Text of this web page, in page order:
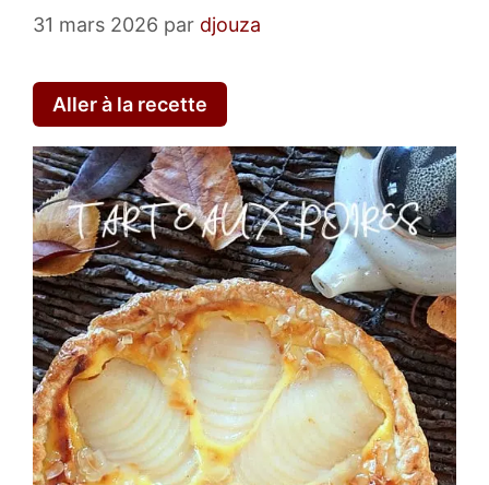
31 mars 2026 par djouza
Aller à la recette